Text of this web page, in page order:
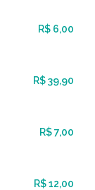
R$ 6,00
R$ 39,90
R$ 7,00
R$ 12,00